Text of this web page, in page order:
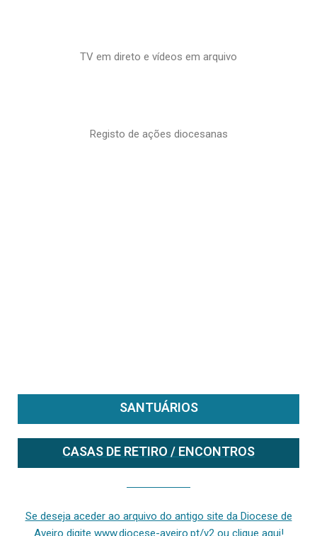
TV em direto e vídeos em arquivo
Registo de ações diocesanas
SANTUÁRIOS
CASAS DE RETIRO / ENCONTROS
Se deseja aceder ao arquivo do antigo site da Diocese de
Aveiro digite www.diocese-aveiro.pt/v2 ou clique aqui!